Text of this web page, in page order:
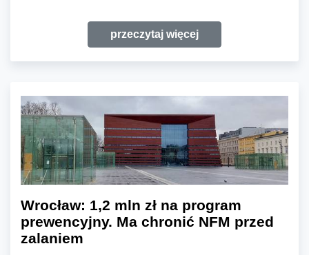
przeczytaj więcej
Wrocław: 1,2 mln zł na program
prewencyjny. Ma chronić NFM przed
zalaniem